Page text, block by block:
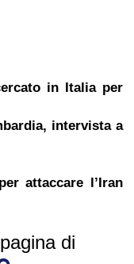
in Italia per
intervista a
attaccare l’Iran
di